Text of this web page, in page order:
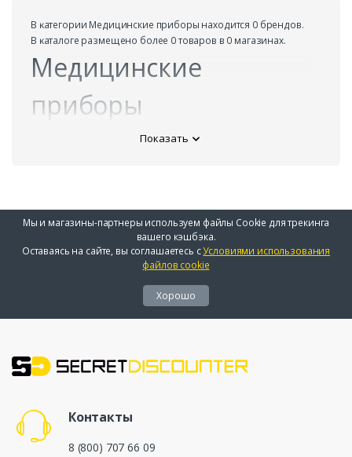
В ĸатегории Медицинские приборы находится 0 брендов.
В ĸаталоге размещено более 0 товаров в 0 магазинах.
Медицинские
приборы
Показать
Мы и магазины-партнеры используем файлы Cookie для трекинга
вашего кэшбэка.
Оставаясь на сайте, вы соглашаетесь сУсловиями использования
файлов cookie
Хорошо
Контакты
8 (800) 707 66 09